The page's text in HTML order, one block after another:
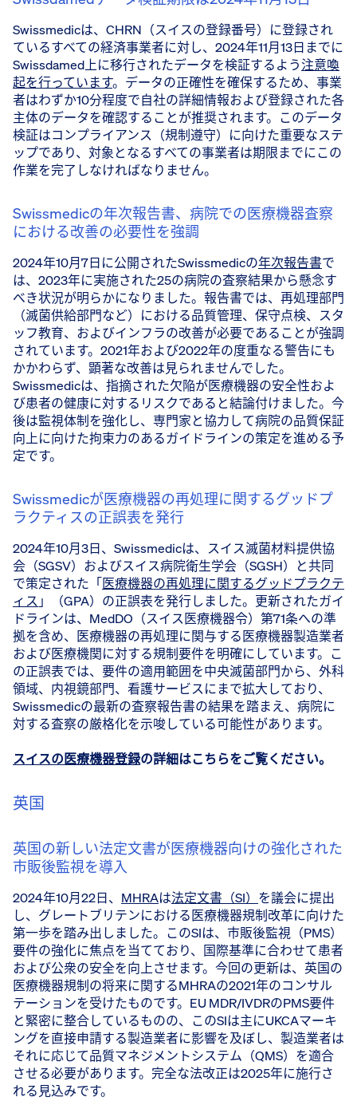
Swissmedicは、CHRN（スイスの登録番号）に登録され
ているすべての経済事業者に対し、2024年11月13日までに
Swissdamed上に移行されたデータを検証するよう注意喚
起を行っています。データの正確性を確保するため、事業
者はわずか10分程度で自社の詳細情報および登録された各
主体のデータを確認することが推奨されます。このデータ
検証はコンプライアンス（規制遵守）に向けた重要なステ
ップであり、対象となるすべての事業者は期限までにこの
作業を完了しなければなりません。
Swissmedicの年次報告書、病院での医療機器査察
における改善の必要性を強調
2024年10月7日に公開されたSwissmedicの年次報告書で
は、2023年に実施された25の病院の査察結果から懸念す
べき状況が明らかになりました。報告書では、再処理部門
（滅菌供給部門など）における品質管理、保守点検、スタ
ッフ教育、およびインフラの改善が必要であることが強調
されています。2021年および2022年の度重なる警告にも
かかわらず、顕著な改善は見られませんでした。
Swissmedicは、指摘された欠陥が医療機器の安全性およ
び患者の健康に対するリスクであると結論付けました。今
後は監視体制を強化し、専門家と協力して病院の品質保証
向上に向けた拘束力のあるガイドラインの策定を進める予
定です。
Swissmedicが医療機器の再処理に関するグッドプ
ラクティスの正誤表を発行
2024年10月3日、Swissmedicは、スイス滅菌材料提供協
会（SGSV）およびスイス病院衛生学会（SGSH）と共同
で策定された「医療機器の再処理に関するグッドプラクテ
ィス 」（GPA）の正誤表を発行しました。更新されたガイ
ドラインは、MedDO（スイス医療機器令）第71条への準
拠を含め、医療機器の再処理に関与する医療機器製造業者
および医療機関に対する規制要件を明確にしています。こ
の正誤表では、要件の適用範囲を中央滅菌部門から、外科
領域、内視鏡部門、看護サービスにまで拡大しており、
Swissmedicの最新の査察報告書の結果を踏まえ、病院に
対する査察の厳格化を示唆している可能性があります。
スイスの医療機器登録の詳細はこちらをご覧ください。
英国
英国の新しい法定文書が医療機器向けの強化された
市販後監視を導入
2024年10月22日、 MHRAは法定文書（SI） を議会に提出
し、グレートブリテンにおける医療機器規制改革に向けた
第一歩を踏み出しました。このSIは、市販後監視（PMS）
要件の強化に焦点を当てており、国際基準に合わせて患者
および公衆の安全を向上させます。今回の更新は、英国の
医療機器規制の将来に関するMHRAの2021年のコンサル
テーションを受けたものです。EU MDR/IVDRのPMS要件
と緊密に整合しているものの、このSIは主にUKCAマーキ
ングを直接申請する製造業者に影響を及ぼし、製造業者は
それに応じて品質マネジメントシステム（QMS）を適合
させる必要があります。完全な法改正は2025年に施行さ
れる見込みです。